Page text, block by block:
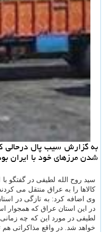
به گزارش سیب پال درحالی
شدن مرزهای خود با ایران
سید روح الله لطیفی در گفتگو با
كالاها را به عراق منتقل می
وی اضافه كرد: به تازگی در
در این استان عراق كه همجوار
لطیفی در مورد این كه چه
خواهد شد. در واقع مذاكراتی